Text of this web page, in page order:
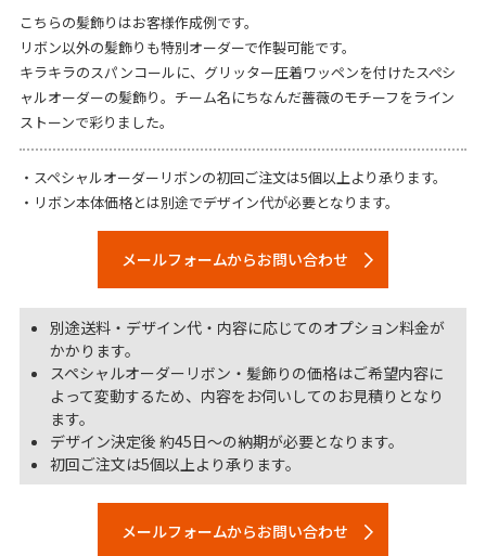
こちらの髪飾りはお客様作成例です。
リボン以外の髪飾りも特別オーダーで作製可能です。
キラキラのスパンコールに、グリッター圧着ワッペンを付けたスペシ
ャルオーダーの髪飾り。チーム名にちなんだ薔薇のモチーフをライン
ストーンで彩りました。
・スペシャルオーダーリボンの初回ご注文は5個以上より承ります。
・リボン本体価格とは別途でデザイン代が必要となります。
メールフォームからお問い合わせ
別途送料・デザイン代・内容に応じてのオプション料金が
かかります。
スペシャルオーダーリボン・髪飾りの価格はご希望内容に
よって変動するため、内容をお伺いしてのお見積りとなり
ます。
デザイン決定後 約45日～の納期が必要となります。
初回ご注文は5個以上より承ります。
メールフォームからお問い合わせ